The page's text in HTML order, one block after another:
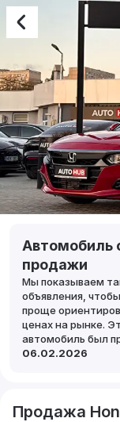
Автомобиль
продажи
Мы показываем
объявления,
проще
ценах на рынке.
автомобиль был
06.02.2026
Продажа